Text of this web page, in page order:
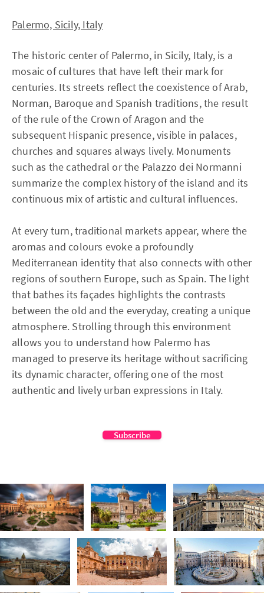
Palermo, Sicily, Italy
The historic center of Palermo, in Sicily, Italy, is a
mosaic of cultures that have left their mark for
centuries. Its streets reflect the coexistence of Arab,
Norman, Baroque and Spanish traditions, the result
of the rule of the Crown of Aragon and the
subsequent Hispanic presence, visible in palaces,
churches and squares always lively. Monuments
such as the cathedral or the Palazzo dei Normanni
summarize the complex history of the island and its
continuous mix of artistic and cultural influences.
At every turn, traditional markets appear, where the
aromas and colours evoke a profoundly
Mediterranean identity that also connects with other
regions of southern Europe, such as Spain. The light
that bathes its façades highlights the contrasts
between the old and the everyday, creating a unique
atmosphere. Strolling through this environment
allows you to understand how Palermo has
managed to preserve its heritage without sacrificing
its dynamic character, offering one of the most
authentic and lively urban expressions in Italy.
Subscribe